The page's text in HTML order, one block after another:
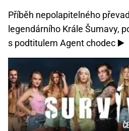
Příběh nepolapitelného
legendárního Krále Šumavy,
s podtitulem Agent chodec ▶️